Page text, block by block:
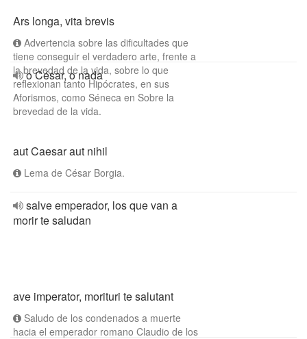
Ars longa, vita brevis
Advertencia sobre las dificultades que
tiene conseguir el verdadero arte, frente a
la brevedad de la vida, sobre lo que
reflexionan tanto Hipócrates, en sus
Aforismos, como Séneca en Sobre la
brevedad de la vida.
o César, o nada
aut Caesar aut nihil
Lema de César Borgia.
salve emperador, los que van a
morir te saludan
ave imperator, morituri te salutant
Saludo de los condenados a muerte
hacia el emperador romano Claudio de los